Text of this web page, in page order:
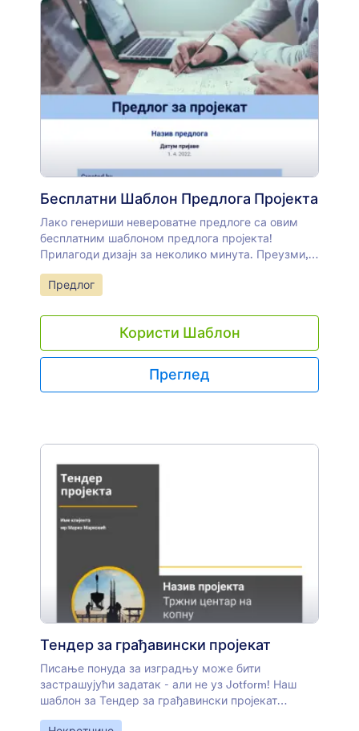
Бесплатни Шаблон Предлога Пројекта
Лако генериши невероватне предлоге са овим
бесплатним шаблоном предлога пројекта!
Прилагоди дизајн за неколико минута. Преузми,
одштампај или дели као PDF.
Иди на категорију:
Предлог
Користи Шаблон
Преглед
Тендер за грађавински пројекат
Писање понуда за изградњу може бити
застрашујући задатак - али не уз Jotform! Наш
шаблон за Тендер за грађавински пројекат
тренутно креира професионалне грађевинске